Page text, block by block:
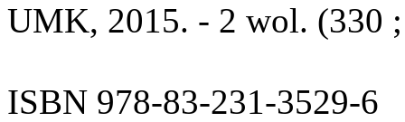
UMK, 2015. - 2 wol. (330
ISBN 978-83-231-3529-6